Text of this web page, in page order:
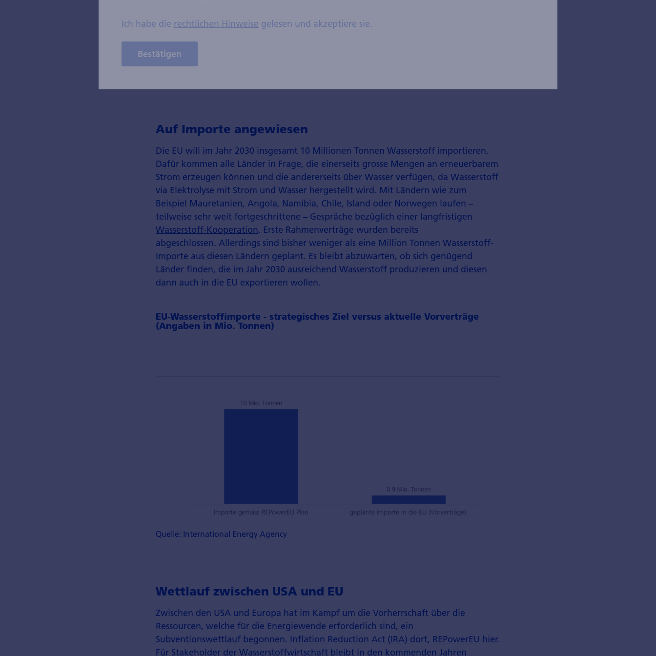
Diversifizierung der europäischen Energieversorgung
Wasserstoff spielt dabei eine Hauptrolle, da er die Energieversorgung diversifiziert
und die Abhängigkeit von fossilen Energieträgern, insbesondere von
Auf Importe angewiesen
Die EU will im Jahr 2030 insgesamt 10 Millionen Tonnen Wasserstoff importieren.
Dafür kommen alle Länder in Frage, die einerseits grosse Mengen an erneuerbarem
Strom erzeugen können und die andererseits über Wasser verfügen, da Wasserstoff
via Elektrolyse mit Strom und Wasser hergestellt wird. Mit Ländern wie zum
Beispiel Mauretanien, Angola, Namibia, Chile, Island oder Norwegen laufen –
teilweise sehr weit fortgeschrittene – Gespräche bezüglich einer langfristigen
Wasserstoff-Kooperation. Erste Rahmenverträge wurden bereits
abgeschlossen. Allerdings sind bisher weniger als eine Million Tonnen Wasserstoff-
Importe aus diesen Ländern geplant. Es bleibt abzuwarten, ob sich genügend
Länder finden, die im Jahr 2030 ausreichend Wasserstoff produzieren und diesen
dann auch in die EU exportieren wollen.
EU-Wasserstoffimporte - strategisches Ziel versus aktuelle Vorverträge
(Angaben in Mio. Tonnen)
Quelle: International Energy Agency
Wettlauf zwischen USA und EU
Zwischen den USA und Europa hat im Kampf um die Vorherrschaft über die
Ressourcen, welche für die Energiewende erforderlich sind, ein
Subventionswettlauf begonnen. Inflation Reduction Act (IRA) dort, REPowerEU hier.
Für Stakeholder der Wasserstoffwirtschaft bleibt in den kommenden Jahren
Ich habe die rechtlichen Hinweise gelesen und akzeptiere sie.
Bestätigen